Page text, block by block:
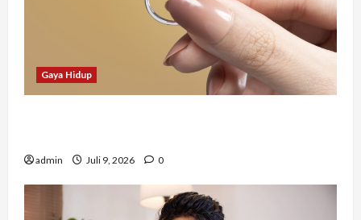
Gaya Hidup
admin Juli 9, 2026 0